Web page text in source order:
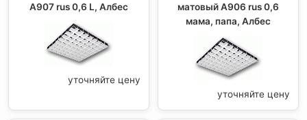
А907 rus 0,6 L, Албес
уточняйте цену
матовый А906 rus 0,6
мама, папа, Албес
уточняйте цену